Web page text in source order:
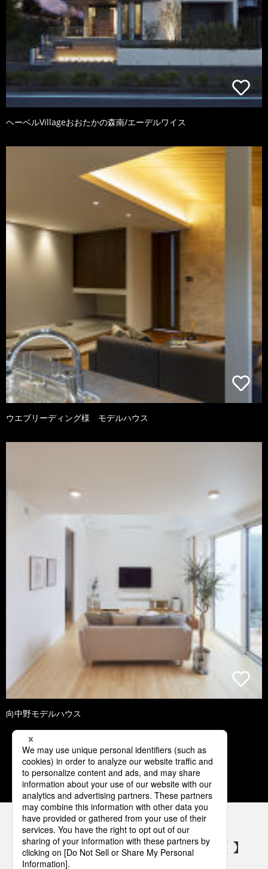
ヘーベルVillageおおたかの森南/エーデルワイス
ウエブリーディング様 モデルハウス
向中野モデルハウス
1 2 3 4 5
パナソニックの電気設備 SNSアカウント